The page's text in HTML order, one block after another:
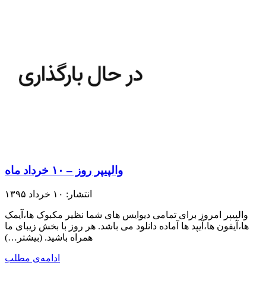
والپیپر روز – ۱۰ خرداد ماه
انتشار: ۱۰ خرداد ۱۳۹۵
والپیپر امروز برای تمامی دیوایس های شما نظیر مکبوک ها،آیمک
ها،آیفون ها،آیپد ها آماده دانلود می باشد. هر روز با بخش زیبای ما
همراه باشید.​ (بیشتر…)
ادامه‌ی مطلب